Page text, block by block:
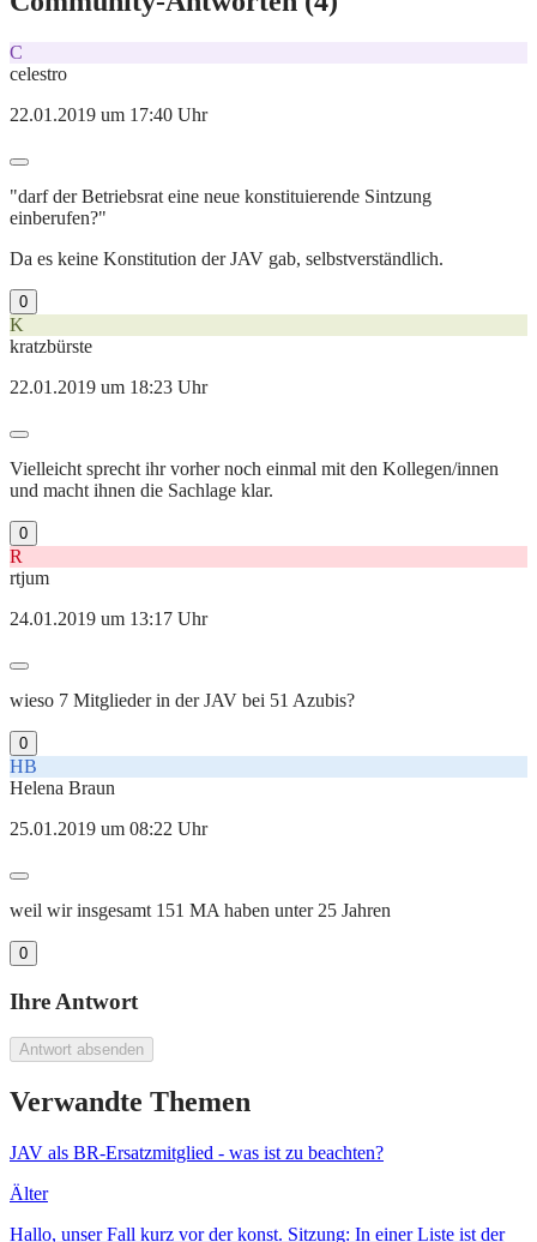
C
celestro
22.01.2019 um 17:40 Uhr
"darf der Betriebsrat eine neue konstituierende Sintzung
einberufen?"
Da es keine Konstitution der JAV gab, selbstverständlich.
0
K
kratzbürste
22.01.2019 um 18:23 Uhr
Vielleicht sprecht ihr vorher noch einmal mit den Kollegen/innen
und macht ihnen die Sachlage klar.
0
R
rtjum
24.01.2019 um 13:17 Uhr
wieso 7 Mitglieder in der JAV bei 51 Azubis?
0
HB
Helena Braun
25.01.2019 um 08:22 Uhr
weil wir insgesamt 151 MA haben unter 25 Jahren
0
Ihre Antwort
Antwort absenden
Verwandte Themen
JAV als BR-Ersatzmitglied - was ist zu beachten?
Älter
Hallo, unser Fall kurz vor der konst. Sitzung: In einer Liste ist der